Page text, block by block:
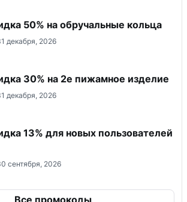
50% на обручальные кольца
декабря, 2026
30% на 2е пижамное изделие
декабря, 2026
13% для новых пользователей
сентября, 2026